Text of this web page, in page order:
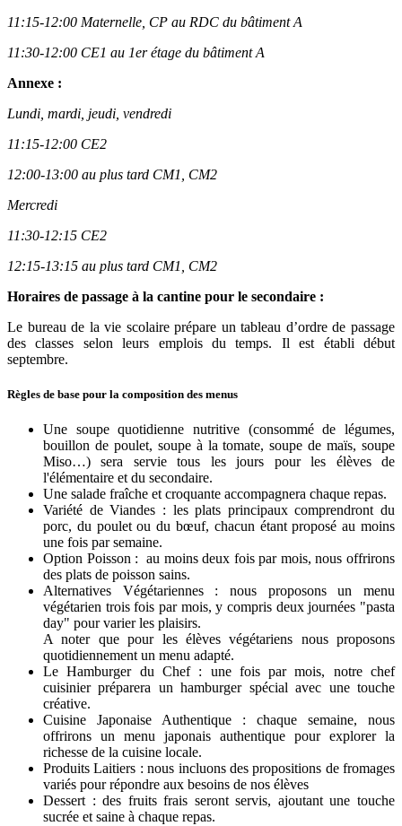
11:15-12:00 Maternelle, CP au RDC du bâtiment A
11:30-12:00 CE1 au 1er étage du bâtiment A
Annexe :
Lundi, mardi, jeudi, vendredi
11:15-12:00 CE2
12:00-13:00 au plus tard CM1, CM2
Mercredi
11:30-12:15 CE2
12:15-13:15 au plus tard CM1, CM2
Horaires de passage à la cantine pour le secondaire :
Le bureau de la vie scolaire prépare un tableau d’ordre de passage
des classes selon leurs emplois du temps. Il est établi début
septembre.
Règles de base pour la composition des menus
Une soupe quotidienne nutritive (consommé de légumes,
bouillon de poulet, soupe à la tomate, soupe de maïs, soupe
Miso…) sera servie tous les jours pour les élèves de
l'élémentaire et du secondaire.
Une salade fraîche et croquante accompagnera chaque repas.
Variété de Viandes : les plats principaux comprendront du
porc, du poulet ou du bœuf, chacun étant proposé au moins
une fois par semaine.
Option Poisson : au moins deux fois par mois, nous offrirons
des plats de poisson sains.
Alternatives Végétariennes : nous proposons un menu
végétarien trois fois par mois, y compris deux journées "pasta
day" pour varier les plaisirs.
A noter que pour les élèves végétariens nous proposons
quotidiennement un menu adapté.
Le Hamburger du Chef : une fois par mois, notre chef
cuisinier préparera un hamburger spécial avec une touche
créative.
Cuisine Japonaise Authentique : chaque semaine, nous
offrirons un menu japonais authentique pour explorer la
richesse de la cuisine locale.
Produits Laitiers : nous incluons des propositions de fromages
variés pour répondre aux besoins de nos élèves
Dessert : des fruits frais seront servis, ajoutant une touche
sucrée et saine à chaque repas.